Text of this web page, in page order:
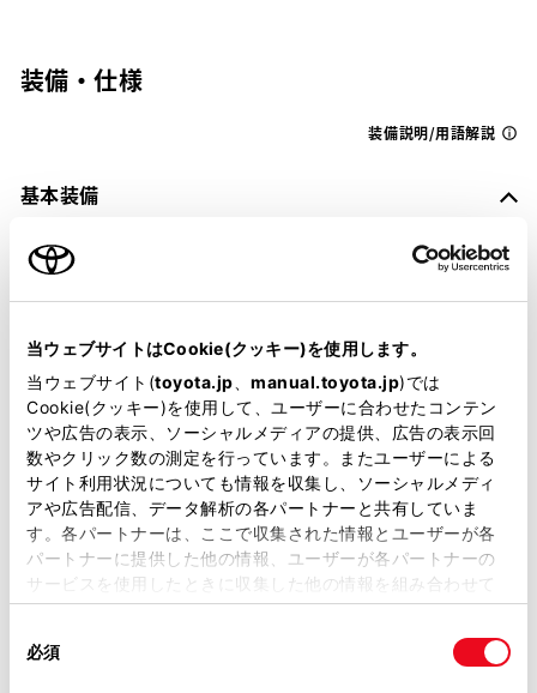
当ウェブサイトはCookie(クッキー)を使用します。
当ウェブサイト(toyota.jp manual.toyota.jp)では
Cookie(クッキー)を使用して、ユーザーに合わせたコンテン
ツや広告の表示、ソーシャルメディアの提供、広告の表示回
数やクリック数の測定を行っています。またユーザーによる
サイト利用状況についても情報を収集し、ソーシャルメディ
アや広告配信、データ解析の各パートナーと共有していま
す。各パートナーは、ここで収集された情報とユーザーが各
パートナーに提供した他の情報、ユーザーが各パートナーの
サービスを使用したときに収集した他の情報を組み合わせて
使用することがあります。当ウェブサイトの使用を続行する
必須
装備・仕様
装備説明/用語解説
基本装備
パワーウィンドウ
ABS
横滑防止装置
：ｽﾏｰﾄｷ-